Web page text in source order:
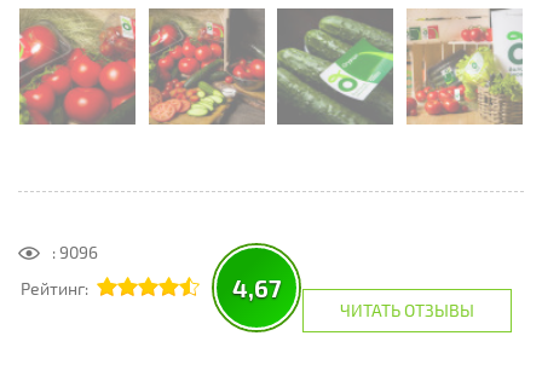
: 9096
Рейтинг:
4,67
ЧИТАТЬ ОТЗЫВЫ